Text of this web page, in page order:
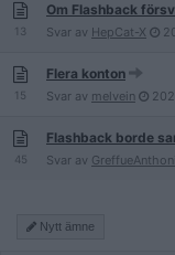
13
Om Flashback
Svar av HepCat-X
15
Flera konton
Svar av melvein
45
Flashback borde
Svar av
Nytt ämne